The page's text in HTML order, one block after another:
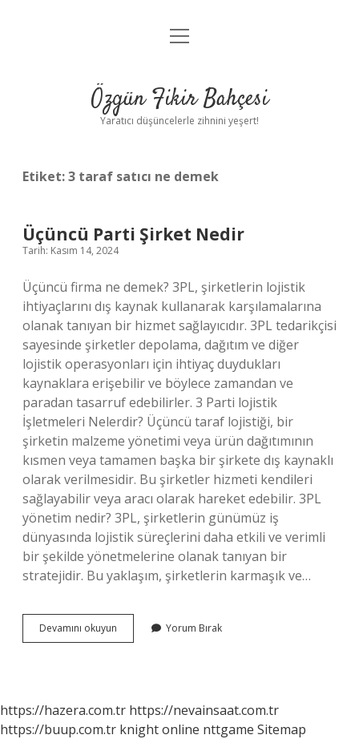
Anasayfa
Yasal Uyarı
menüyü
Özgün Fikir Bahçesi
Yaratıcı düşüncelerle zihnini yeşert!
Etiket:3 taraf satıcı ne demek
Üçüncü Parti Şirket Nedir
Tarih: Kasım 14, 2024
Üçüncü firma ne demek? 3PL, şirketlerin lojistik
ihtiyaçlarını dış kaynak kullanarak karşılamalarına
olanak tanıyan bir hizmet sağlayıcıdır. 3PL tedarikçisi
sayesinde şirketler depolama, dağıtım ve diğer
lojistik operasyonları için ihtiyaç duydukları
kaynaklara erişebilir ve böylece zamandan ve
paradan tasarruf edebilirler. 3 Parti lojistik
İşletmeleri Nelerdir? Üçüncü taraf lojistiği, bir
şirketin malzeme yönetimi veya ürün dağıtımının
kısmen veya tamamen başka bir şirkete dış kaynaklı
olarak verilmesidir. Bu şirketler hizmeti kendileri
sağlayabilir veya aracı olarak hareket edebilir. 3PL
yönetim nedir? 3PL, şirketlerin günümüz iş
dünyasında lojistik süreçlerini daha etkili ve verimli
bir şekilde yönetmelerine olanak tanıyan bir
stratejidir. Bu yaklaşım, şirketlerin karmaşık ve…
Devamını okuyun
Parti
Yorum Bırak
https://hazera.com.tr https://nevainsaat.com.tr
https://buup.com.tr knight online nttgame Sitemap